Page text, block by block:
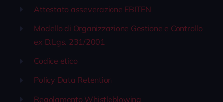
Attestato asseverazione EBITEN
Modello di Organizzazione Gestione e Controllo
ex D.Lgs. 231/2001
Codice etico
Policy Data Retention
Regolamento Whistleblowing